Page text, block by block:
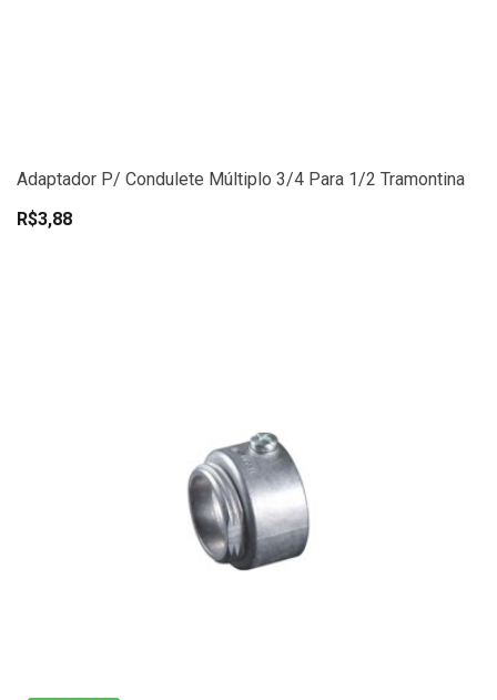
Adaptador P/ Condulete Múltiplo 3/4 Para 1/2 Tramontina
R$3,88